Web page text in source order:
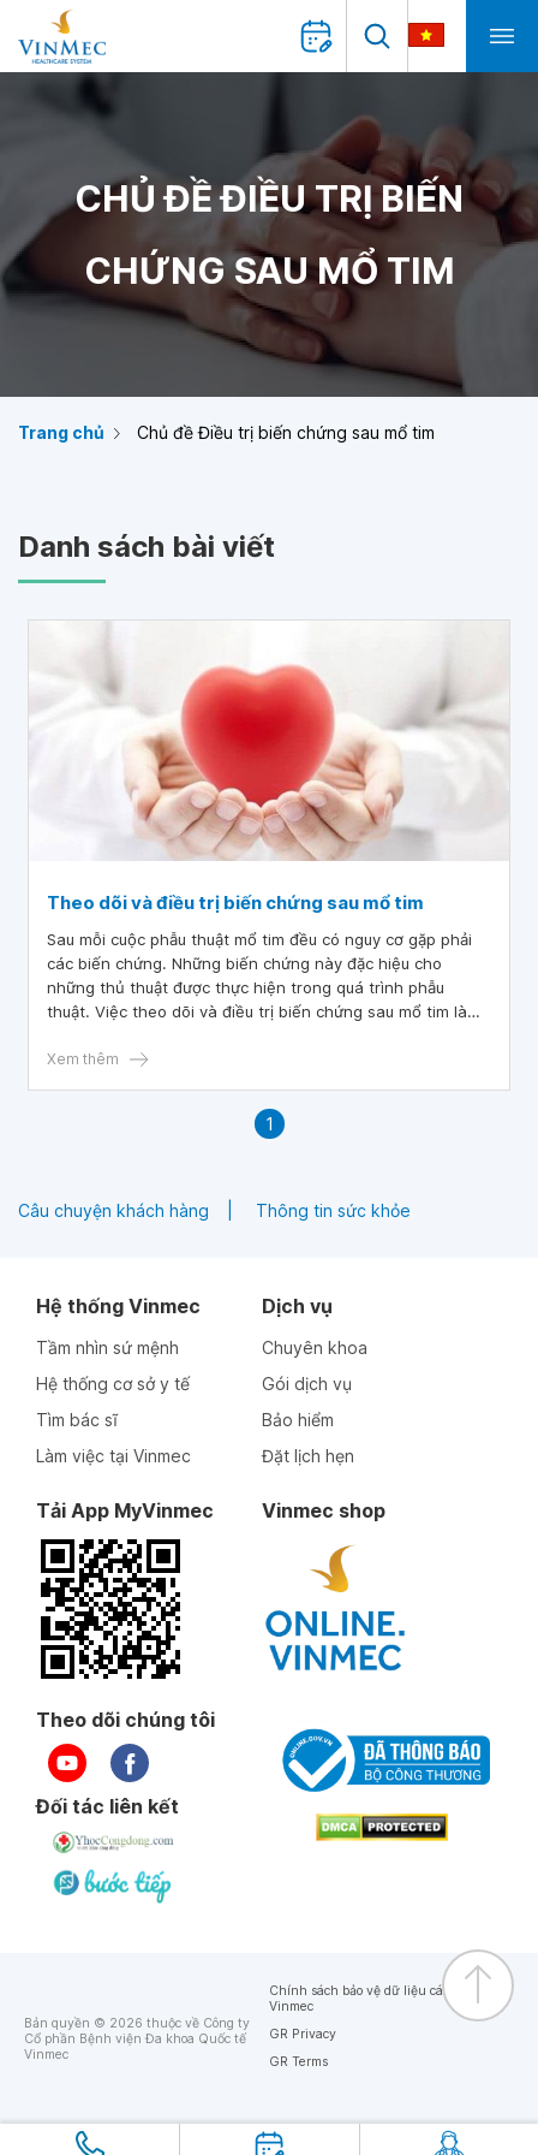
CHỦ ĐỀ ĐIỀU TRỊ BIẾN
CHỨNG SAU MỔ TIM
Trang chủ Chủ đề Điều trị biến chứng sau mổ tim
Danh sách bài viết
Theo dõi và điều trị biến chứng sau mổ tim
Sau mỗi cuộc phẫu thuật mổ tim đều có nguy cơ gặp phải
các biến chứng. Những biến chứng này đặc hiệu cho
những thủ thuật được thực hiện trong quá trình phẫu
thuật. Việc theo dõi và điều trị biến chứng sau mổ tim là
sức khỏe của bệnh nhân sau mổ tim.
Xem thêm
1
Câu chuyện khách hàng Thông tin sức khỏe
Hệ thống Vinmec
Tầm nhìn sứ mệnh
Hệ thống cơ sở y tế
Tìm bác sĩ
Làm việc tại Vinmec
Dịch vụ
Chuyên khoa
Gói dịch vụ
Bảo hiểm
Đặt lịch hẹn
Tải App MyVinmec Vinmec shop
Theo dõi chúng tôi
Đối tác liên kết
Bản quyền © 2026 thuộc về Công ty
Cổ phần Bệnh viện Đa khoa Quốc tế
Vinmec
Chính sách bảo vệ dữ liệu cá nhân của
Vinmec
GR Privacy
GR Terms